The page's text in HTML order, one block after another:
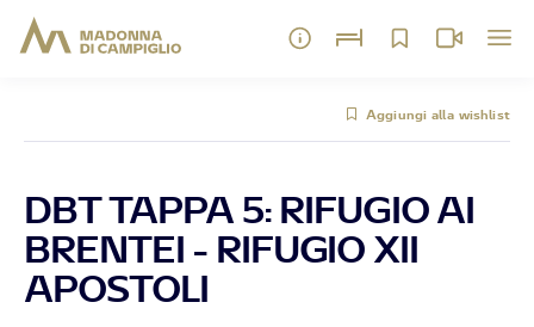
Aggiungi alla wishlist
DBT TAPPA 5: RIFUGIO AI
BRENTEI - RIFUGIO XII
APOSTOLI